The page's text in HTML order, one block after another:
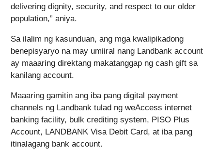
delivering dignity, security, and respect to our older
population,” aniya.
Sa ilalim ng kasunduan, ang mga kwalipikadong
benepisyaryo na may umiiral nang Landbank account
ay maaaring direktang makatanggap ng cash gift sa
kanilang account.
Maaaring gamitin ang iba pang digital payment
channels ng Landbank tulad ng weAccess internet
banking facility, bulk crediting system, PISO Plus
Account, LANDBANK Visa Debit Card, at iba pang
itinalagang bank account.